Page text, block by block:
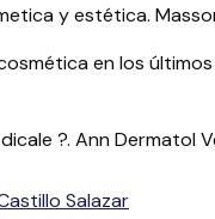
y estética.
en los últimos
?. Ann Dermatol
Salazar